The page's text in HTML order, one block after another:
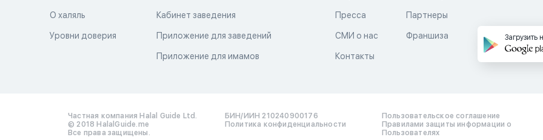
О халяль
Уровни доверия
Кабинет заведения
Приложение для заведений
Приложение для имамов
Пресса
СМИ о нас
Контакты
Партнеры
Франшиза Загрузить
Частная компания Halal Guide Ltd.
© 2018 HalalGuide.me
Все права защищены.
БИН/ИИН 210240900176
Политика конфиденциальности
Пользовательское соглашение
Правилами защиты информации о
Пользователях